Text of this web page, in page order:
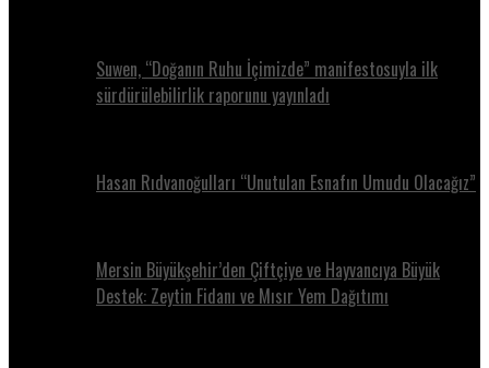
Suwen, “Doğanın Ruhu İçimizde” manifestosuyla ilk
sürdürülebilirlik raporunu yayınladı
Hasan Rıdvanoğulları “Unutulan Esnafın Umudu Olacağız”
Mersin Büyükşehir’den Çiftçiye ve Hayvancıya Büyük
Destek: Zeytin Fidanı ve Mısır Yem Dağıtımı